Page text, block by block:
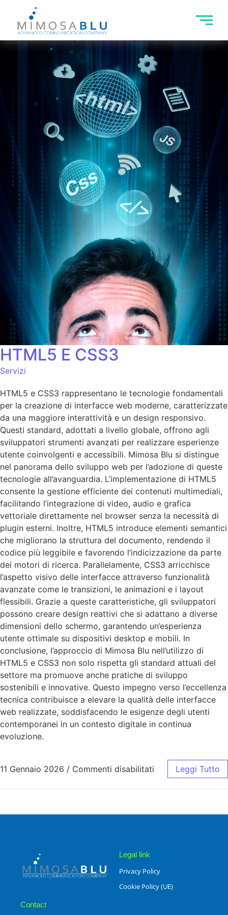
HTML5 E CSS3
Servizi
HTML5 e CSS3 rappresentano le tecnologie fondamentali
per la creazione di interfacce web moderne, caratterizzate
da una maggiore interattività e un design responsivo.
Questi standard, adottati a livello globale, offrono agli
sviluppatori strumenti avanzati per realizzare esperienze
utente coinvolgenti e accessibili. Mimosa Blu si distingue
nel panorama dello sviluppo web per l’adozione di queste
tecnologie all’avanguardia. L’implementazione di HTML5
consente la gestione efficiente dei contenuti multimediali,
facilitando l’integrazione di video, audio e grafica
vettoriale direttamente nel browser senza la necessità di
plugin esterni. Inoltre, HTML5 introduce elementi semantici
che migliorano la struttura del documento, rendendo il
codice più leggibile e favorendo l’indicizzazione da parte
dei motori di ricerca. Parallelamente, CSS3 arricchisce
l’aspetto visivo delle interfacce attraverso funzionalità
avanzate come le transizioni, le animazioni e i layout
flessibili. Grazie a queste caratteristiche, gli sviluppatori
possono creare design reattivi che si adattano a diverse
dimensioni dello schermo, garantendo un’esperienza
utente ottimale su dispositivi desktop e mobili. In
conclusione, l’approccio di Mimosa Blu nell’utilizzo di
HTML5 e CSS3 non solo rispetta gli standard attuali del
settore ma promuove anche pratiche di sviluppo
sostenibili e innovative. Questo impegno verso l’eccellenza
tecnica contribuisce a elevare la qualità delle interfacce
web realizzate, soddisfacendo le esigenze degli utenti
contemporanei in un contesto digitale in continua
evoluzione.
11 Gennaio 2026 / Commenti disabilitati Leggi Tutto
Legal link
Privacy Policy
Cookie Policy (UE)
Contact